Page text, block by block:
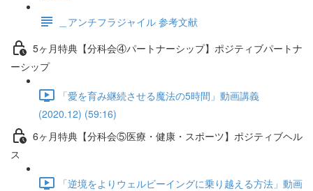
＿アンチフラジャイル 参考文献
5ヶ月特典【分科会④パートナーシップ】ポジティブパートナ
ーシップ
「愛を育み継続させる魔法の5時間」動画講義
(2020.12) (59:16)
6ヶ月特典【分科会⑤医療・健康・スポーツ】ポジティブヘル
ス
「逆境をよりウェルビーイングに乗り越える方法」動画